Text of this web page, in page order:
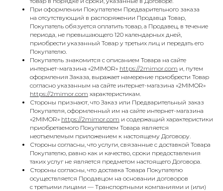
При оформлении Покупателем Предварительного заказа
на отсутствующий в распоряжении Продавца Товар,
Покупатель обязуется оплатить товар, а Продавец, в течение
периода, не превышающего 120 календарных дней,
приобрести указанный Товар у третьих лиц и передать его
Покупателю.
Покупатель знакомится с описанием Товара на сайте
интернет-магазина «2MIMOR» https://2mimor.com и, путем
оформления Заказа, выражает намерение приобрести Товар
согласно указанным на сайте интернет-магазина «2MIMOR»
https://2mimor.com характеристикам.
Стороны признают, что Заказ или Предварительный заказ
Покупателя, оформленный им на сайте интернет-магазина
«2MIMOR» https://2mimor.com и содержащий характеристики
приобретаемого Покупателем Товара является
неотъемлемым приложением к настоящему Договору.
Стороны согласны, что услуги, связанные с доставкой Товара
Покупателю, равно как и качество, сроки предоставления
таких услуг не является предметом настоящего Договора.
Стороны согласны, что доставка Товара Покупателю
осуществляется Продавцом на основании договоров
с третьими лицами — Транспортными компаниями и (или)